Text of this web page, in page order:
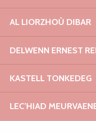
AL LIORZHOÙ DIBAR
DELWENN ERNEST
KASTELL TONKEDEG
LEC’HIAD
Mont di
!